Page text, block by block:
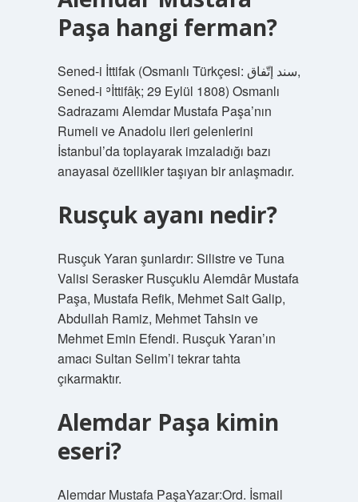
Paşa hangi ferman?
Sened-i İttifak (Osmanlı Türkçesi: سند إتّفاق,
Sened-i ʾİttifâḳ; 29 Eylül 1808) Osmanlı
Sadrazamı Alemdar Mustafa Paşa’nın
Rumeli ve Anadolu ileri gelenlerini
İstanbul’da toplayarak imzaladığı bazı
anayasal özellikler taşıyan bir anlaşmadır.
Rusçuk ayanı nedir?
Rusçuk Yaran şunlardır: Silistre ve Tuna
Valisi Serasker Rusçuklu Alemdâr Mustafa
Paşa, Mustafa Refik, Mehmet Sait Galip,
Abdullah Ramiz, Mehmet Tahsin ve
Mehmet Emin Efendi. Rusçuk Yaran’ın
amacı Sultan Selim’i tekrar tahta
çıkarmaktır.
Alemdar Paşa kimin
eseri?
Alemdar Mustafa PaşaYazar:Ord. İsmail